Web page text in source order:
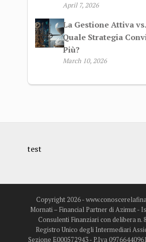
April 7, 2026
La Gestione Attiva
Quale Strategia
Più?
March 10, 2026
test
Copyright 2026 -
Mornati – Financial Partner di Azimut -
Consulenti Finanziari con delibera n.
Registro Unico degli Intermediari
Sezione E000572943 - P.Iva